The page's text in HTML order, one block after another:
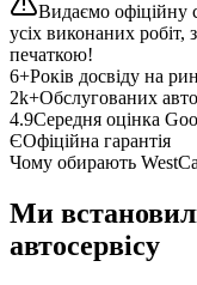
Видаємо офіційну
усіх виконаних робіт,
печаткою!
6+Років досвіду на
2k+Обслугованих
4.9Середня оцінка
ЄОфіційна гарантія
Чому обирають
Ми
автосервісу